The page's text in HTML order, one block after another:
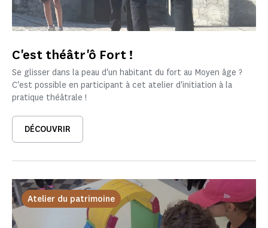
C'est théâtr'ô Fort !
Se glisser dans la peau d'un habitant du fort au Moyen âge ?
C'est possible en participant à cet atelier d'initiation à la
pratique théâtrale !
DÉCOUVRIR
Atelier du patrimoine